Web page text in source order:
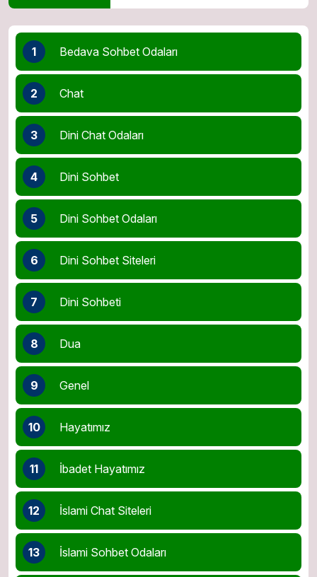
1 Bedava Sohbet Odaları
2 Chat
3 Dini Chat Odaları
4 Dini Sohbet
5 Dini Sohbet Odaları
6 Dini Sohbet Siteleri
7 Dini Sohbeti
8 Dua
9 Genel
10 Hayatımız
11 İbadet Hayatımız
12 İslami Chat Siteleri
13 İslami Sohbet Odaları